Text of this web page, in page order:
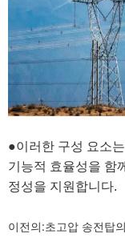
●이러한 구성 요소
기능적 효율성을 함
정성을 지원합니다.
이전의:초고압 송전탑